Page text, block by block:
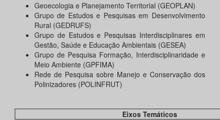
Geoecologia e Planejamento Territorial (GEOPLAN)
Grupo de Estudos e Pesquisas em Desenvolvimento
Rural (GEDRUFS)
Grupo de Estudos e Pesquisas Interdisciplinares em
Gestão, Saúde e Educação Ambientais (GESEA)
Grupo de Pesquisa Formação, Interdisciplinaridade e
Meio Ambiente (GPFIMA)
Rede de Pesquisa sobre Manejo e Conservação dos
Polinizadores (POLINFRUT)
Eixos Temáticos